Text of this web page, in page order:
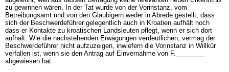
zu gewinnen wären. In der Tat wurde von der Vorinstanz, vom
Betreibungsamt und von den Gläubigern weder in Abrede gestellt, dass
sich der Beschwerdeführer gelegentlich auch in Kroatien aufhält noch
dass er Kontakte zu kroatischen Landsleuten pflegt, wenn er sich dort
aufhält. Wie die nachstehenden Erwägungen verdeutlichen, vermag der
Beschwerdeführer nicht aufzuzeigen, inwiefern die Vorinstanz in Willkür
verfallen ist, wenn sie den Antrag auf Einvernahme von F.________
abgewiesen hat.